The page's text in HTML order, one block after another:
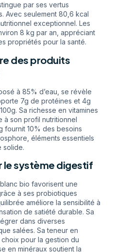
par ses vertus
Avec seulement 80,6 kcal
exceptionnel. Les
8 kg par an, appréciant
propriétés pour la santé.
des produits
à 85% d’eau, se révèle
7g de protéines et 4g
Sa richesse en vitamines
à son profil nutritionnel
fournit 10% des besoins
éléments essentiels
solide.
le système digestif
bio favorisent une
à ses probiotiques
améliore la sensibilité à
de satiété durable. Sa
dans diverses
salées. Sa teneur en
pour la gestion du
en minéraux soutient la